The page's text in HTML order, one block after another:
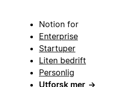
Notion for
Enterprise
Startuper
Liten bedrift
Personlig
Utforsk mer →